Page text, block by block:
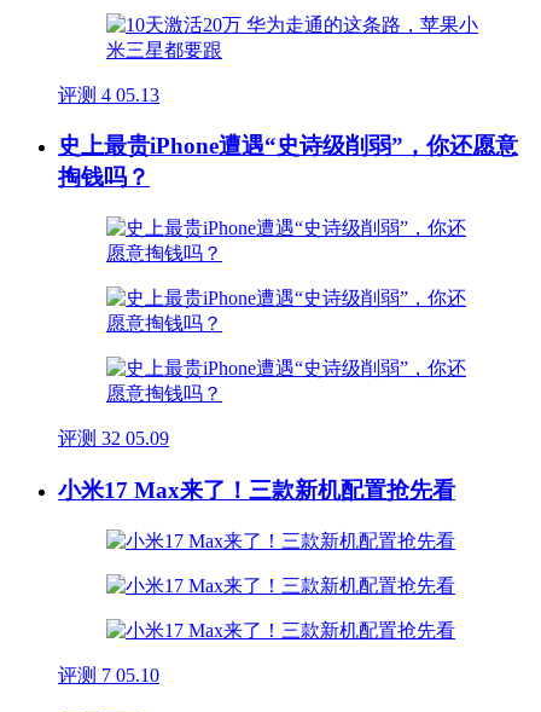
评测 4 05.13
史上最贵iPhone遭遇“史诗级削弱”，你还愿意
掏钱吗？
评测 32 05.09
小米17 Max来了！三款新机配置抢先看
评测 7 05.10